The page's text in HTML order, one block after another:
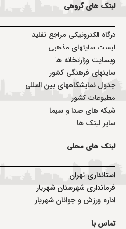
لینک های گروهی
درگاه الکترونیکی مراجع تقلید
لیست سایتهای مذهبی
وبسایت وزارتخانه ها
سایتهای فرهنگی کشور
جدول نمایشگاههای بین المللی
مطبوعات کشور
شبکه های صدا و سیما
سایر لینک ها
لینک های محلی
استانداری تهران
فرمانداری شهرستان شهریار
اداره ورزش و جوانان شهریار
تماس با